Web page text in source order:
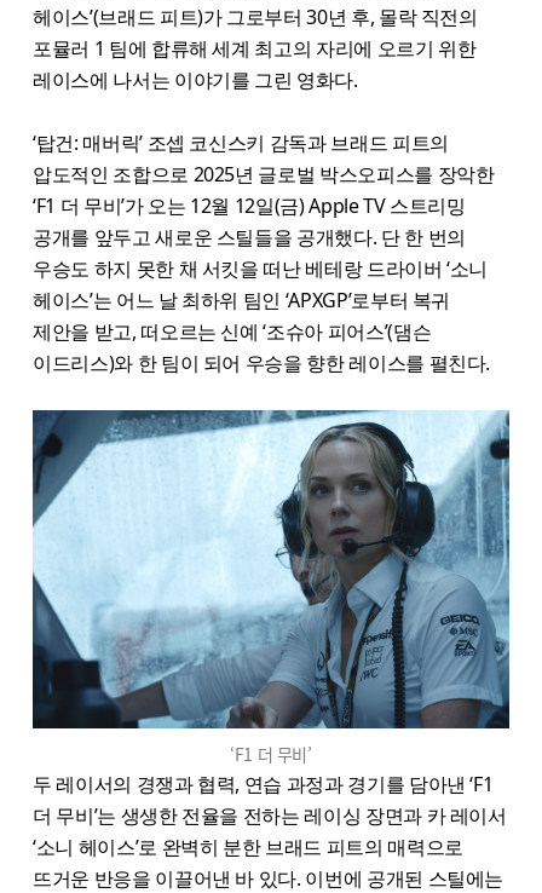
헤이스’(브래드 피트)가 그로부터 30년 후, 몰락 직전의
포뮬러 1 팀에 합류해 세계 최고의 자리에 오르기 위한
레이스에 나서는 이야기를 그린 영화다.
‘탑건: 매버릭’ 조셉 코신스키 감독과 브래드 피트의
압도적인 조합으로 2025년 글로벌 박스오피스를 장악한
‘F1 더 무비’가 오는 12월 12일(금) Apple TV 스트리밍
공개를 앞두고 새로운 스틸들을 공개했다. 단 한 번의
우승도 하지 못한 채 서킷을 떠난 베테랑 드라이버 ‘소니
헤이스’는 어느 날 최하위 팀인 ‘APXGP’로부터 복귀
제안을 받고, 떠오르는 신예 ‘조슈아 피어스’(댐슨
이드리스)와 한 팀이 되어 우승을 향한 레이스를 펼친다.
‘F1 더 무비’
두 레이서의 경쟁과 협력, 연습 과정과 경기를 담아낸 ‘F1
더 무비’는 생생한 전율을 전하는 레이싱 장면과 카 레이서
‘소니 헤이스’로 완벽히 분한 브래드 피트의 매력으로
뜨거운 반응을 이끌어낸 바 있다. 이번에 공개된 스틸에는